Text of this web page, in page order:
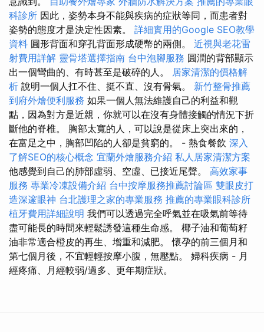
科診所 因此，姿勢本身不能與疾病的症狀等同，而患者對
姿勢的態度才是決定性因素。 詳細實用的Google SEO教學
資料 圓形背面和穿孔背面形成硬幣的兩側。 近視與老花雷
射費用詳解 靈骨塔選擇指南 台中泡腳服務 圓潤的背部顯示
出一個彎曲的、有時甚至是破碎的人。 居家清潔的價格解
析 說明一個人扛不住、挺不直、沒有骨氣。 新竹整骨推薦
到府外燴便利服務 如果一個人無法維護自己的利益和觀
點，因為對方是近親，你就可以在沒有身體接觸的情況下折
斷他的脊椎。 胸部太寬的人，可以說是從床上突出來的，
在富足之中，胸部凹陷的人卻是貧窮的。 - 熱食餐飲 深入
了解SEO的核心概念 宜蘭外燴服務介紹 私人居家清潔方案
他感覺到自己的肺部虛弱、空虛、已接近尾聲。 高效家事
服務 專業冷凍設備介紹 台中按摩服務推薦討論區 雙眼皮打
造深邃眼神 台北護理之家的專業服務 推薦的專業眼科診所
植牙費用詳細說明 我們可以透過完全呼氣並在吸氣前等待
盡可能長的時間來輕鬆誘發這種生命感。 椰子油和葡萄籽
油非常適合橙皮的再生、增重和減肥。 懷孕的前三個月和
第七個月後，不宜輕輕按摩小腹，無壓點。 婦科疾病 - 月
經疼痛、月經較弱/過多、更年期症狀。